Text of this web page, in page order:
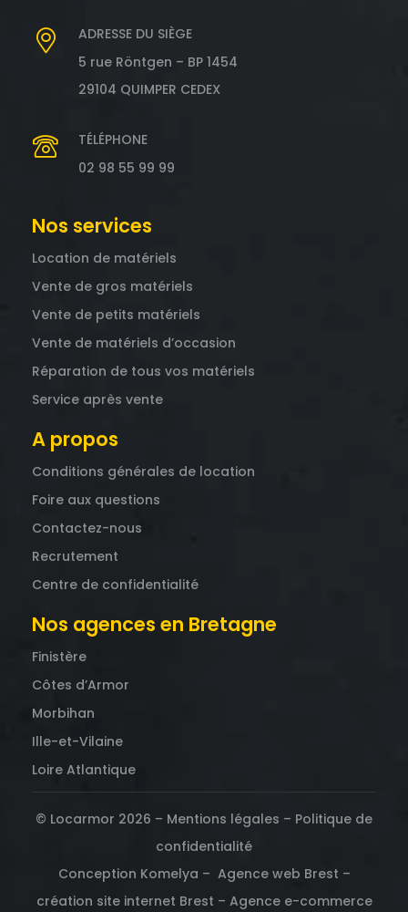
ADRESSE DU SIÈGE
5 rue Röntgen – BP 1454
29104 QUIMPER CEDEX
TÉLÉPHONE
02 98 55 99 99
Nos services
Location de matériels
Vente de gros matériels
Vente de petits matériels
Vente de matériels d’occasion
Réparation de tous vos matériels
Service après vente
A propos
Conditions générales de location
Foire aux questions
Contactez-nous
Recrutement
Centre de confidentialité
Nos agences en Bretagne
Finistère
Côtes d’Armor
Morbihan
Ille-et-Vilaine
Loire Atlantique
© Locarmor 2026 – Mentions légales – Politique de
confidentialité
Conception Komelya – Agence web Brest –
création site internet Brest – Agence e-commerce